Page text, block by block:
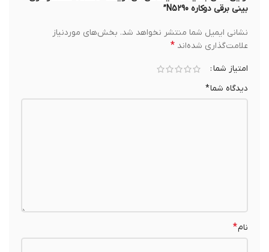
بینی برقی دوکاره N5290”
نشانی ایمیل شما منتشر نخواهد شد. بخش‌های موردنیاز
علامت‌گذاری شده‌اند*
امتیاز شما
دیدگاه شما*